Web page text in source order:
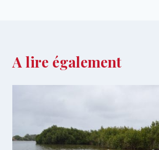
A lire également